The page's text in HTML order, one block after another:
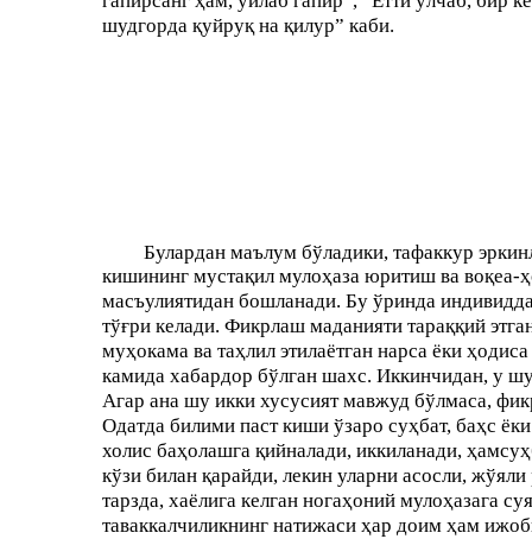
шудгорда қуйруқ на қилур” каби.
Булардан маълум бўладики, тафаккур
кишининг мустақил мулоҳаза юритиш ва
масъулиятидан бошланади. Бу ўринда
тўғри келади. Фикрлаш маданияти тараққий
муҳокама ва таҳлил этилаётган нарса ёки
камида хабардор бўлган шахс. Иккинчидан, у
Агар ана шу икки хусусият мавжуд бўлмаса,
Одатда билими паст киши ўзаро суҳбат, баҳс
холис баҳолашга қийналади, иккиланади,
кўзи билан қарайди, лекин уларни асосли,
тарзда, хаёлига келган ногаҳоний мулоҳазага
таваккалчиликнинг натижаси ҳар доим ҳам